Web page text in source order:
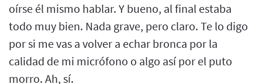
oírse él mismo hablar. Y bueno, al final estaba
todo muy bien. Nada grave, pero claro. Te lo digo
por si me vas a volver a echar bronca por la
calidad de mi micrófono o algo así por el puto
morro. Ah, sí.